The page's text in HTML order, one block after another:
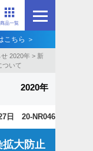
商品一覧
こちら ＞
せ 2020年 > 新
ついて
2020年
日 20-NR046
拡大防止